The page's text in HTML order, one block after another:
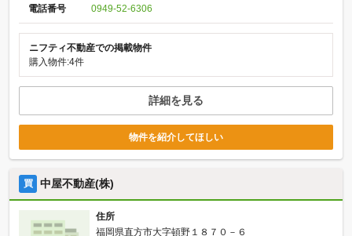
電話番号 0949-52-6306
ニフティ不動産での掲載物件
購入物件:4件
詳細を見る
物件を紹介してほしい
買 中屋不動産(株)
住所
福岡県直方市大字頓野１８７０－６